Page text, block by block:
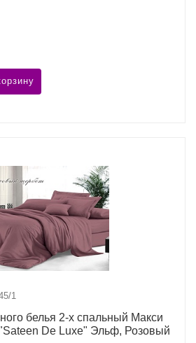
1
белья 2-х спальный Макси
De Luxe" Эльф, Розовый